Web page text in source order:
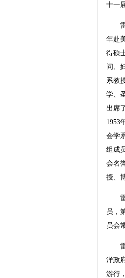
十一
雷
年赴
得硕
问、
系教
学、
出席
1953
会学
组成
会名
授、
雷
员，
员会
雷
洋政
游行